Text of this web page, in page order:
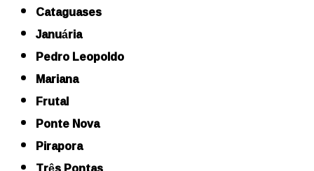
Cataguases
Januária
Pedro Leopoldo
Mariana
Frutal
Ponte Nova
Pirapora